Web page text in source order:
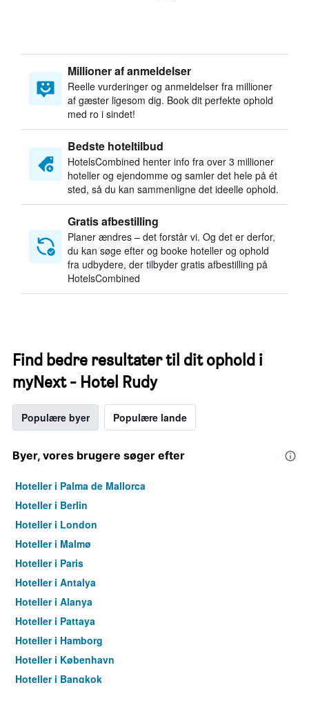
Millioner af anmeldelser
Reelle vurderinger og anmeldelser fra millioner
af gæster ligesom dig. Book dit perfekte ophold
med ro i sindet!
Bedste hoteltilbud
HotelsCombined henter info fra over 3 millioner
hoteller og ejendomme og samler det hele på ét
sted, så du kan sammenligne det ideelle ophold.
Gratis afbestilling
Planer ændres – det forstår vi. Og det er derfor,
du kan søge efter og booke hoteller og ophold
fra udbydere, der tilbyder gratis afbestilling på
HotelsCombined
Find bedre resultater til dit ophold i
myNext - Hotel Rudy
Populære byer Populære lande
Byer, vores brugere søger efter
Hoteller i Palma de Mallorca
Hoteller i Berlin
Hoteller i London
Hoteller i Malmø
Hoteller i Paris
Hoteller i Antalya
Hoteller i Alanya
Hoteller i Pattaya
Hoteller i Hamborg
Hoteller i København
Hoteller i Bangkok